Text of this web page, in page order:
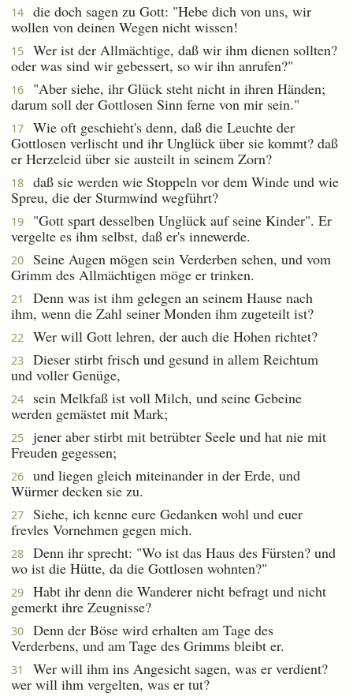
14
die doch sagen zu Gott: "Hebe dich von uns, wir
wollen von deinen Wegen nicht wissen!
15
Wer ist der Allmächtige, daß wir ihm dienen sollten?
oder was sind wir gebessert, so wir ihn anrufen?"
16
"Aber siehe, ihr Glück steht nicht in ihren Händen;
darum soll der Gottlosen Sinn ferne von mir sein."
17
Wie oft geschieht's denn, daß die Leuchte der
Gottlosen verlischt und ihr Unglück über sie kommt? daß
er Herzeleid über sie austeilt in seinem Zorn?
18
daß sie werden wie Stoppeln vor dem Winde und wie
Spreu, die der Sturmwind wegführt?
19
"Gott spart desselben Unglück auf seine Kinder". Er
vergelte es ihm selbst, daß er's innewerde.
20
Seine Augen mögen sein Verderben sehen, und vom
Grimm des Allmächtigen möge er trinken.
21
Denn was ist ihm gelegen an seinem Hause nach
ihm, wenn die Zahl seiner Monden ihm zugeteilt ist?
22 Wer will Gott lehren, der auch die Hohen richtet?
23
Dieser stirbt frisch und gesund in allem Reichtum
und voller Genüge,
24
sein Melkfaß ist voll Milch, und seine Gebeine
werden gemästet mit Mark;
25
jener aber stirbt mit betrübter Seele und hat nie mit
Freuden gegessen;
26
und liegen gleich miteinander in der Erde, und
Würmer decken sie zu.
27
Siehe, ich kenne eure Gedanken wohl und euer
frevles Vornehmen gegen mich.
28
Denn ihr sprecht: "Wo ist das Haus des Fürsten? und
wo ist die Hütte, da die Gottlosen wohnten?"
29
Habt ihr denn die Wanderer nicht befragt und nicht
gemerkt ihre Zeugnisse?
30
Denn der Böse wird erhalten am Tage des
Verderbens, und am Tage des Grimms bleibt er.
31
Wer will ihm ins Angesicht sagen, was er verdient?
wer will ihm vergelten, was er tut?